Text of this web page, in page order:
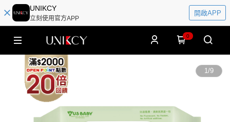
UNIKCY
立刻使用官方APP
開啟APP
0
1/9